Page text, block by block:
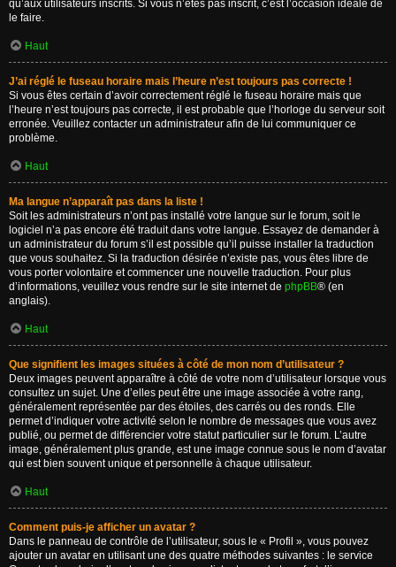
qu’aux utilisateurs inscrits. Si vous n’êtes pas inscrit, c’est l’occasion idéale de
le faire.
Haut
J’ai réglé le fuseau horaire mais l’heure n’est toujours pas correcte !
Si vous êtes certain d’avoir correctement réglé le fuseau horaire mais que
l’heure n’est toujours pas correcte, il est probable que l’horloge du serveur soit
erronée. Veuillez contacter un administrateur afin de lui communiquer ce
problème.
Haut
Ma langue n’apparaît pas dans la liste !
Soit les administrateurs n’ont pas installé votre langue sur le forum, soit le
logiciel n’a pas encore été traduit dans votre langue. Essayez de demander à
un administrateur du forum s’il est possible qu’il puisse installer la traduction
que vous souhaitez. Si la traduction désirée n’existe pas, vous êtes libre de
vous porter volontaire et commencer une nouvelle traduction. Pour plus
d’informations, veuillez vous rendre sur le site internet de phpBB® (en
anglais).
Haut
Que signifient les images situées à côté de mon nom d’utilisateur ?
Deux images peuvent apparaître à côté de votre nom d’utilisateur lorsque vous
consultez un sujet. Une d’elles peut être une image associée à votre rang,
généralement représentée par des étoiles, des carrés ou des ronds. Elle
permet d’indiquer votre activité selon le nombre de messages que vous avez
publié, ou permet de différencier votre statut particulier sur le forum. L’autre
image, généralement plus grande, est une image connue sous le nom d’avatar
qui est bien souvent unique et personnelle à chaque utilisateur.
Haut
Comment puis-je afficher un avatar ?
Dans le panneau de contrôle de l’utilisateur, sous le « Profil », vous pouvez
ajouter un avatar en utilisant une des quatre méthodes suivantes : le service